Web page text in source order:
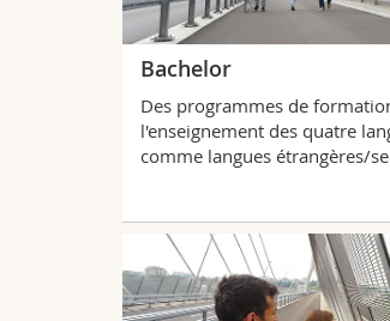
Bachelor
Des programmes de
l'enseignement des quatre
comme langues étrangères/